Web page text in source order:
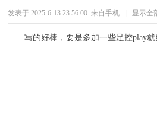
发表于 2025-6-13 23:56:00 来自手机 显示全
写的好棒，要是多加一些足控play就